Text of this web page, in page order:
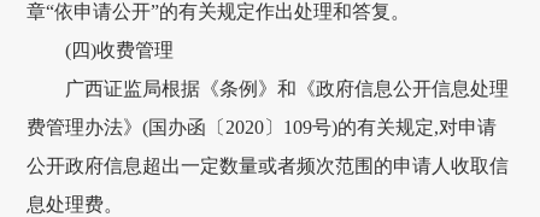
章“依申请公开”的有关规定作出处理和答复。
(四)收费管理
广西证监局根据《条例》和《政府信息公开信息处理
费管理办法》(国办函〔2020〕109号)的有关规定,对申请
公开政府信息超出一定数量或者频次范围的申请人收取信
息处理费。